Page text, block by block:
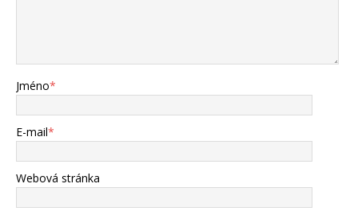
Jméno*
E-mail*
Webová stránka